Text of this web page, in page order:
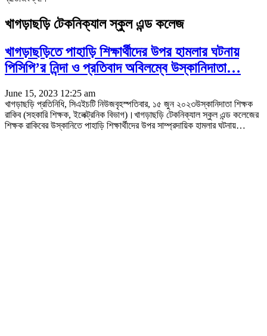
খাগড়াছড়ি টেকনিক্যাল স্কুল এন্ড কলেজ
খাগড়াছড়িতে পাহাড়ি শিক্ষার্থীদের উপর হামলার ঘটনায়
পিসিপি’র নিন্দা ও প্রতিবাদ অবিলম্বে উস্কানিদাতা…
June 15, 2023 12:25 am
খাগড়াছড়ি প্রতিনিধি, সিএইচটি নিউজবৃহস্পতিবার, ১৫ জুন ২০২৩উস্কানিদাতা শিক্ষক
রাকিব (সহকারি শিক্ষক, ইলেক্ট্রনিক বিভাগ)।খাগড়াছড়ি টেকনিক্যাল স্কুল এন্ড কলেজের
শিক্ষক রাকিবের উস্কানিতে পাহাড়ি শিক্ষার্থীদের উপর সাম্প্রদায়িক হামলার ঘটনায়…